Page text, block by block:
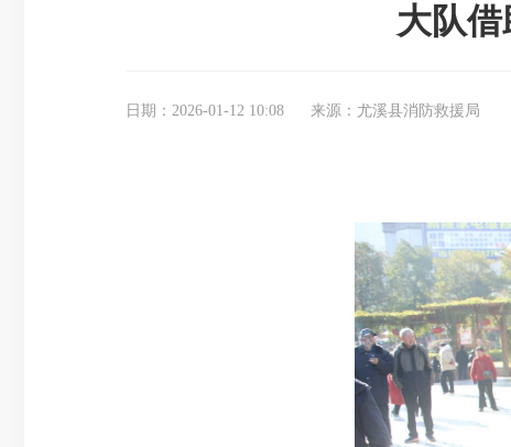
大队
日期：2026-01-12 10:08 来源：尤溪县消防救援局